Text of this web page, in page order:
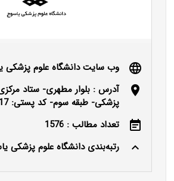
language
وب سایت دانشگاه علوم پزشکی
location_on
آدرس : بلوار مطهری- ستاد
پزشکی- طبقه سوم- کد پستی: 7591741417
event_note
تعداد مطالب : 1576
keyboard_arrow_up
رتبه‌بندی دانشگاه علوم پزشکی